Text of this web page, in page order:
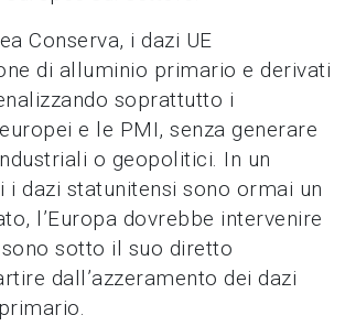
Conserva, i dazi UE
di alluminio primario e derivati
soprattutto i
e le PMI, senza generare
o geopolitici. In un
i dazi statunitensi sono ormai un
l’Europa dovrebbe intervenire
sotto il suo diretto
dall’azzeramento dei dazi